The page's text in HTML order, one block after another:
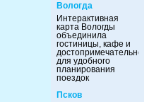
Вологда
Интерактивная
карта Вологды
объединила
гостиницы, кафе и
достопримечательности
для удобного
планирования
поездок
Псков